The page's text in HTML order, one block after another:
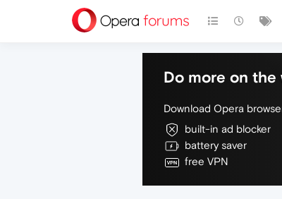
Do more on the
Download Opera
built-in ad blocker
battery saver
free VPN